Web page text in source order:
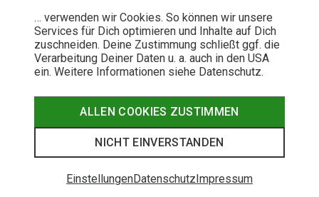
… verwenden wir Cookies. So können wir unsere
Services für Dich optimieren und Inhalte auf Dich
zuschneiden. Deine Zustimmung schließt ggf. die
Verarbeitung Deiner Daten u. a. auch in den USA
ein. Weitere Informationen siehe Datenschutz.
ALLEN COOKIES ZUSTIMMEN
NICHT EINVERSTANDEN
EinstellungenDatenschutzImpressum
© 2026 Bergzeit GmbH © Bergsport, Outdoor & Trekking Shop